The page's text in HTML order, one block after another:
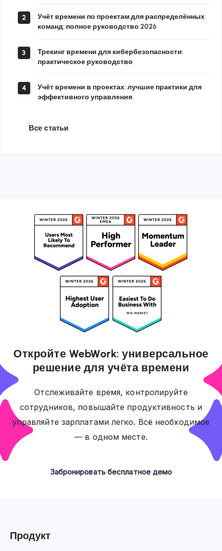
2
Учёт времени по проектам для распределённых
команд: полное руководство 2026
3
Трекинг времени для кибербезопасности:
практическое руководство
4
Учёт времени в проектах: лучшие практики для
эффективного управления
Все статьи
Откройте WebWork: универсальное
решение для учёта времени
Отслеживайте время, контролируйте
сотрудников, повышайте продуктивность и
управляйте зарплатами легко. Всё необходимое
— в одном месте.
Забронировать бесплатное демо
Продукт